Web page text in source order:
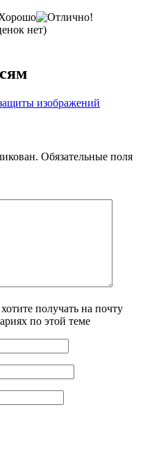
нет)
изображений
Обязательные поля
получать на почту
по этой теме